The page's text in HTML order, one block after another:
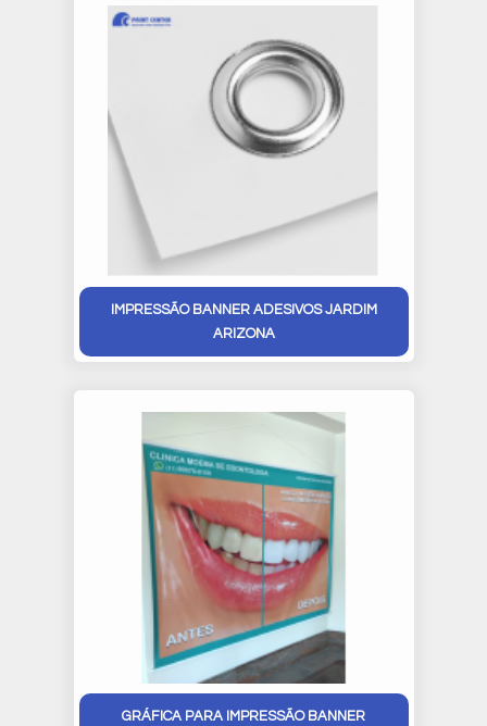
IMPRESSÃO BANNER ADESIVOS JARDIM
ARIZONA
GRÁFICA PARA IMPRESSÃO BANNER